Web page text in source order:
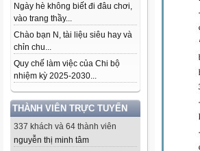
Ngày hè không biết đi đâu chơi,
vào trang thầy...
Chào bạn N, tài liệu siêu hay và
chỉn chu...
Quy chế làm việc của Chi bộ
nhiệm kỳ 2025-2030...
THÀNH VIÊN TRỰC TUYẾN
337 khách và 64 thành viên
nguyễn thị minh tâm